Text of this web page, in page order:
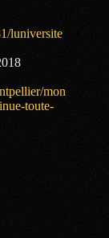
luniversite
mon
toute-